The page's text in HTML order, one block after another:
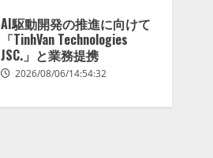
AI駆動開発の推進に向けて
「TinhVan Technologies
JSC.」と業務提携
2026/08/06/14:54:32